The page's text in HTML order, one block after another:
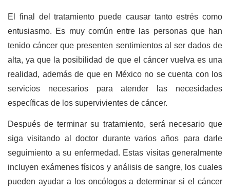
El final del tratamiento puede causar tanto estrés como
entusiasmo. Es muy común entre las personas que han
tenido cáncer que presenten sentimientos al ser dados de
alta, ya que la posibilidad de que el cáncer vuelva es una
realidad, además de que en México no se cuenta con los
servicios necesarios para atender las necesidades
específicas de los supervivientes de cáncer.
Después de terminar su tratamiento, será necesario que
siga visitando al doctor durante varios años para darle
seguimiento a su enfermedad. Estas visitas generalmente
incluyen exámenes físicos y análisis de sangre, los cuales
pueden ayudar a los oncólogos a determinar si el cáncer